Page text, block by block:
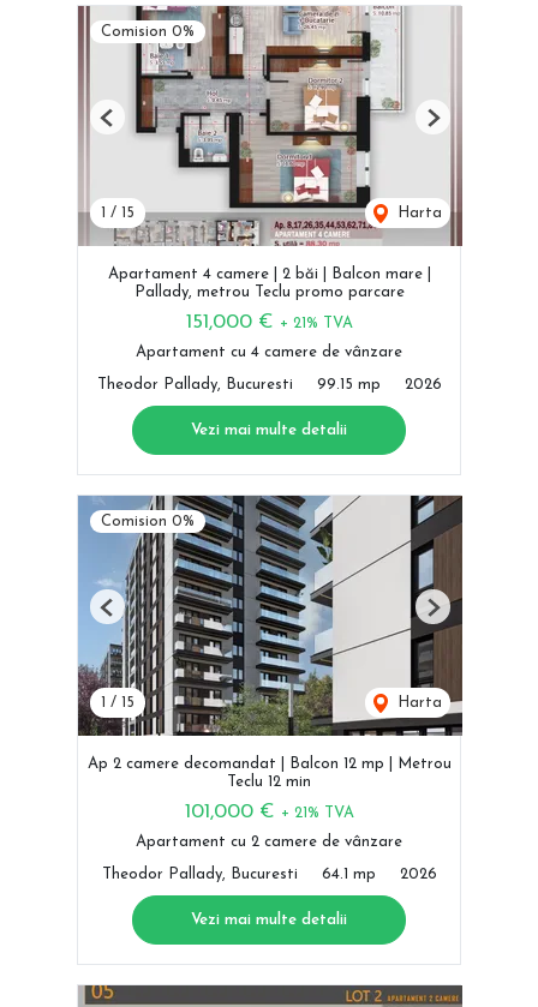
Comision 0%
/ 15 Harta
Previous Next
Apartament 4 camere | 2 băi | Balcon mare |
Pallady, metrou Teclu promo parcare
151,000 € + 21% TVA
Apartament cu 4 camere de vânzare
Theodor Pallady, Bucuresti 99.15 mp 2026
Vezi mai multe detalii
Comision 0%
1 / 15 Harta
Previous Next
Ap 2 camere decomandat | Balcon 12 mp | Metrou
Teclu 12 min
101,000 € + 21% TVA
Apartament cu 2 camere de vânzare
Theodor Pallady, Bucuresti 64.1 mp 2026
Vezi mai multe detalii